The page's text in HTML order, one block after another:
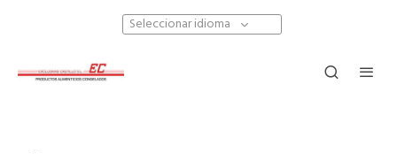
Seleccionar idioma